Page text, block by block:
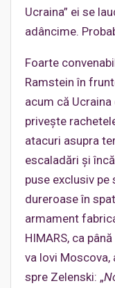
Ucraina” ei se
adâncime.
Foarte
Ramstein în
acum că
privește
atacuri asupra
escaladări și
puse exclusiv pe
dureroase în
armament
HIMARS, ca
va lovi Moscova,
spre Zelenski: „